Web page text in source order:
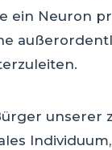
ein Neuron